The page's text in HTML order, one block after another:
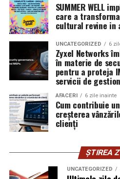
Oana Teslarueste consultant
investiții imobiliare. A ales să
într-un domeniu în care
greu și se pierde repede.
Mirela Iacobvinde cosmetice
femei care vor produse în care
publică este, pentru clientele
ei e real.
antreprenori care vor să ia
ei cu adevărat. Alege să fie
câștigă credibilitate prin
SUMMER WELL
care a
cultural revine in
UNCATEGORIZED 6
Zyxel Networks
în materie de
pentru a proteja
servicii de
AFACERI 6 zile inainte
Cum contribuie
creșterea
clienți
ȘTIREA
UNCATEGORIZED